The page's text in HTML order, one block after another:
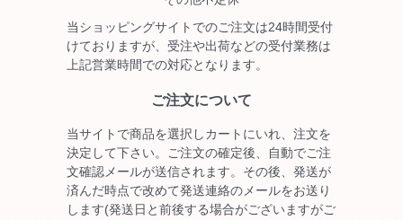
当ショッピングサイトでのご注文は24時間受付
けておりますが、受注や出荷などの受付業務は
上記営業時間での対応となります。
ご注文について
当サイトで商品を選択しカートにいれ、注文を
決定して下さい。ご注文の確定後、自動でご注
文確認メールが送信されます。その後、発送が
済んだ時点で改めて発送連絡のメールをお送り
します(発送日と前後する場合がございますがご